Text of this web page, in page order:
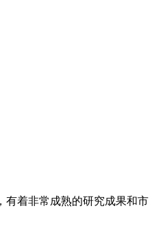
着非常成熟的研究成果和市